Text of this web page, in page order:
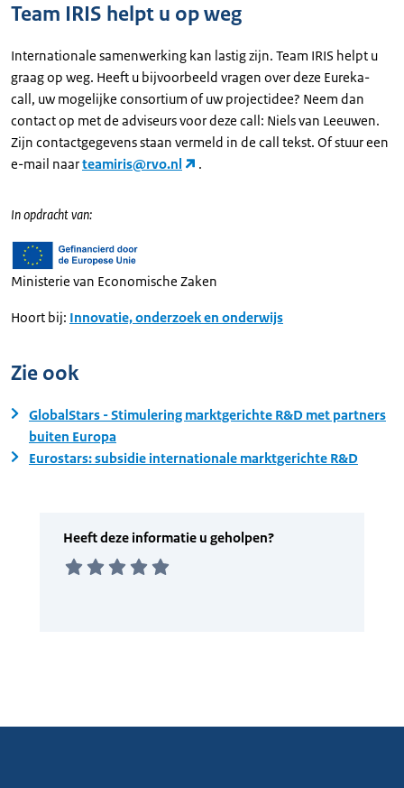
Team IRIS helpt u op weg
Internationale samenwerking kan lastig zijn. Team IRIS helpt u
graag op weg. Heeft u bijvoorbeeld vragen over deze Eureka-
call, uw mogelijke consortium of uw projectidee? Neem dan
contact op met de adviseurs voor deze call: Niels van Leeuwen.
Zijn contactgegevens staan vermeld in de call tekst. Of stuur een
e-mail naarteamiris@rvo.nl .
In opdracht van:
Ministerie van Economische Zaken
Hoort bij: Innovatie, onderzoek en onderwijs
Zie ook
GlobalStars - Stimulering marktgerichte R&D met partners
buiten Europa
Eurostars: subsidie internationale marktgerichte R&D